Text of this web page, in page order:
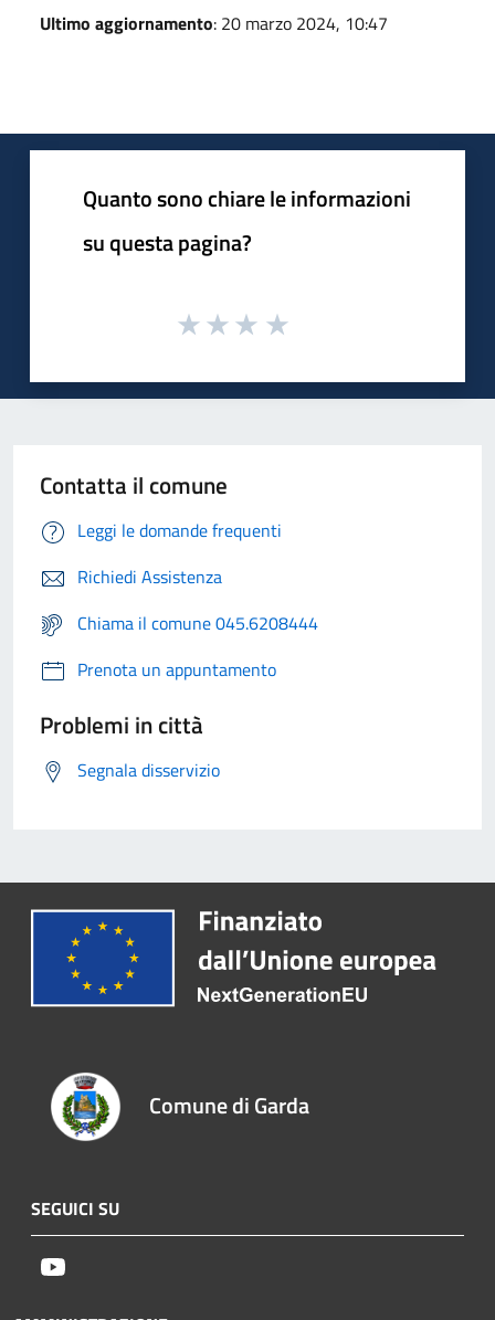
Ultimo aggiornamento: 20 marzo 2024, 10:47
Quanto sono chiare le informazioni
su questa pagina?
Contatta il comune
Leggi le domande frequenti
Richiedi Assistenza
Chiama il comune 045.6208444
Prenota un appuntamento
Problemi in città
Segnala disservizio
Comune di Garda
SEGUICI SU